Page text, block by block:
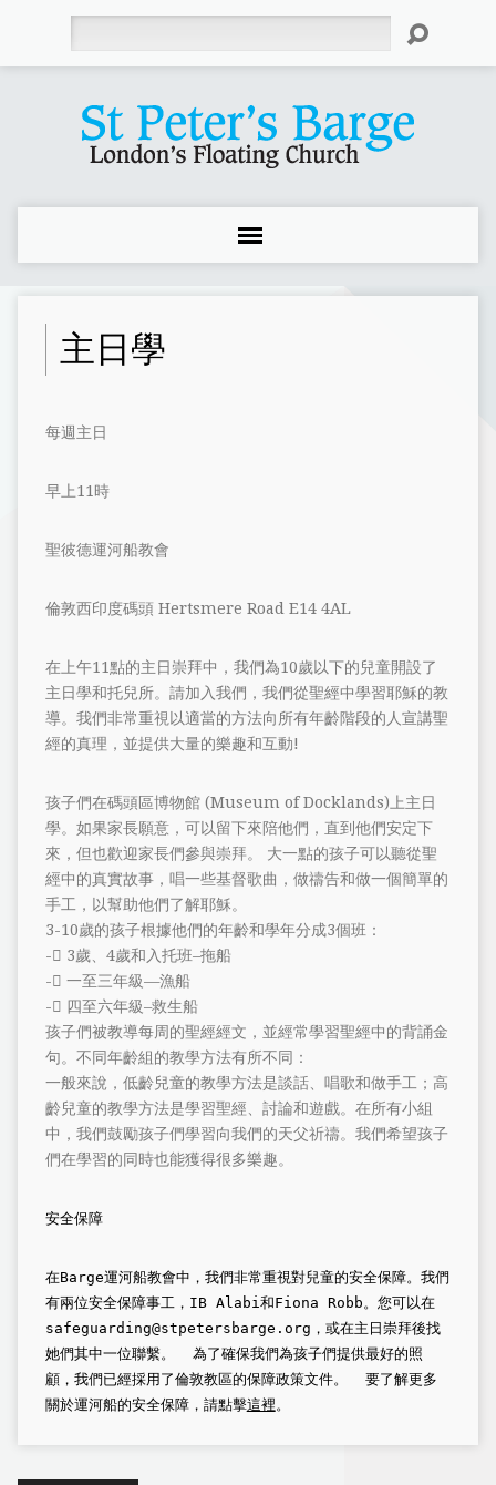
主日學
每週主日
早上11時
聖彼德運河船教會
倫敦西印度碼頭 Hertsmere Road E14 4AL
在上午11點的主日崇拜中，我們為10歲以下的兒童開設了
主日學和托兒所。請加入我們，我們從聖經中學習耶穌的教
導。我們非常重視以適當的方法向所有年齡階段的人宣講聖
經的真理，並提供大量的樂趣和互動!
孩子們在碼頭區博物館 (Museum of Docklands)上主日
學。如果家長願意，可以留下來陪他們，直到他們安定下
來，但也歡迎家長們參與崇拜。 大一點的孩子可以聽從聖
經中的真實故事，唱一些基督歌曲，做禱告和做一個簡單的
手工，以幫助他們了解耶穌。
3-10歲的孩子根據他們的年齡和學年分成3個班：
- 3歲、4歲和入托班–拖船
- 一至三年級—漁船
- 四至六年級–救生船
孩子們被教導每周的聖經經文，並經常學習聖經中的背誦金
句。不同年齡組的教學方法有所不同：
一般來說，低齡兒童的教學方法是談話、唱歌和做手工；高
齡兒童的教學方法是學習聖經、討論和遊戲。在所有小組
中，我們鼓勵孩子們學習向我們的天父祈禱。我們希望孩子
們在學習的同時也能獲得很多樂趣。
安全保障
在Barge運河船教會中，我們非常重視對兒童的安全保障。我們
有兩位安全保障事工，IB Alabi和Fiona Robb。您可以在
safeguarding@stpetersbarge.org ，或在主日崇拜後找
她們其中一位聯繫。  為了確保我們為孩子們提供最好的照
顧，我們已經採用了倫敦教區的保障政策文件。  要了解更多
關於運河船的安全保障，請點擊這裡。